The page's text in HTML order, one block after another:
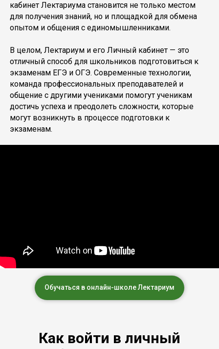
кабинет Лектариума становится не только местом
для получения знаний, но и площадкой для обмена
опытом и общения с единомышленниками.
В целом, Лектариум и его Личный кабинет — это
отличный способ для школьников подготовиться к
экзаменам ЕГЭ и ОГЭ. Современные технологии,
команда профессиональных преподавателей и
общение с другими учениками помогут ученикам
достичь успеха и преодолеть сложности, которые
могут возникнуть в процессе подготовки к
экзаменам.
Обучаться в онлайн-школе Лектариум
Как войти в личный